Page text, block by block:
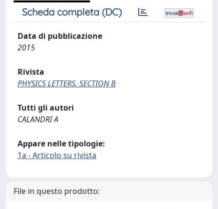
Scheda completa (DC)
Data di pubblicazione
2015
Rivista
PHYSICS LETTERS. SECTION B
Tutti gli autori
CALANDRI A
Appare nelle tipologie:
1a - Articolo su rivista
File in questo prodotto: